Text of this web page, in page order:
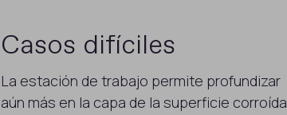
Casos difíciles
La estación de trabajo permite profundizar
aún más en la capa de la superficie corroída